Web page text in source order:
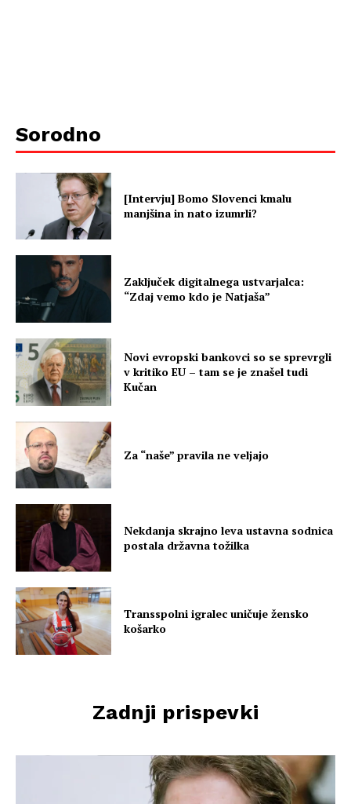
Sorodno
[Intervju] Bomo Slovenci kmalu
manjšina in nato izumrli?
Zaključek digitalnega ustvarjalca:
“Zdaj vemo kdo je Natjaša”
Novi evropski bankovci so se sprevrgli
v kritiko EU – tam se je znašel tudi
Kučan
Za “naše” pravila ne veljajo
Nekdanja skrajno leva ustavna sodnica
postala državna tožilka
Transspolni igralec uničuje žensko
košarko
Zadnji prispevki